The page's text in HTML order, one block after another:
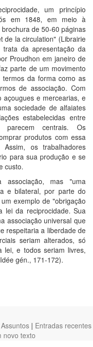
um princípio
em 1848, em meio à
de 50-60 páginas
de la circulation" (Librairie
da apresentação da
Proudhon em janeiro de
parte de um movimento
da forma como as
de associação. Com
açougues e mercearias, e
sociedade de alfaiates
estabelecidas entre
parecem centrais. Os
produtos com essa
os trabalhadores
para sua produção e se
custo.
mas "uma
e bilateral, por parte do
exemplo de "obrigação
lei da reciprocidade. Sua
associação universal que
respeitaria a liberdade de
seriam alterados, só
lei, e todos seriam livres,
gén., 171-172).
Assuntos | Entradas recentes
novo texto